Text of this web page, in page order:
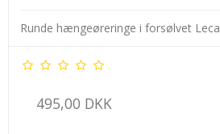
Runde hængeøreringe i forsølvet Leca
495,00 DKK